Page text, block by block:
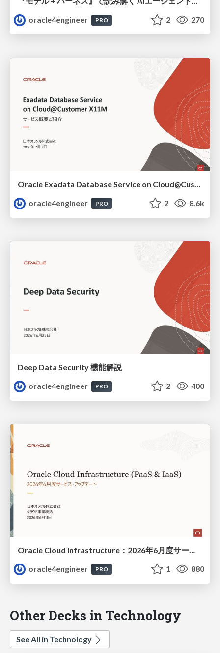
oracle4engineer
PRO 2 270
oracle4engineer
PRO 2 8.6k
Deep Data Security 機能解説
oracle4engineer
PRO 2 400
Oracle Cloud Infrastructure：2026年6月度サービス・アップデート
oracle4engineer
PRO 1 880
Other Decks in Technology
See All in Technology